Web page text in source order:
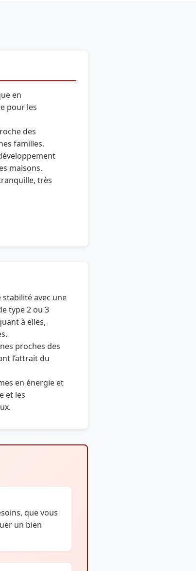
en
pour les
des
familles.
maisons.
très
avec une
type 2 ou 3
à elles,
proches des
l’attrait du
en énergie et
et les
que vous
un bien